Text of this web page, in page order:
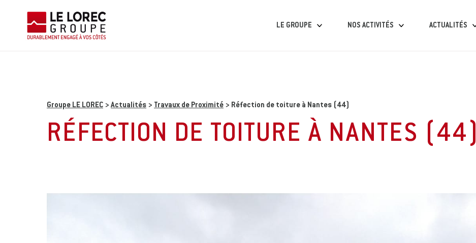
LE GROUPE
NOS ENGAGEMENTS
NOS ACTIVITÉS
ET HUMAINS
ACTUALITÉS
Groupe LE LOREC > Actualités > Travaux de Proximité > Réfection de toiture à Nantes (44)
RÉFECTION DE TOITURE À NANTES (44)